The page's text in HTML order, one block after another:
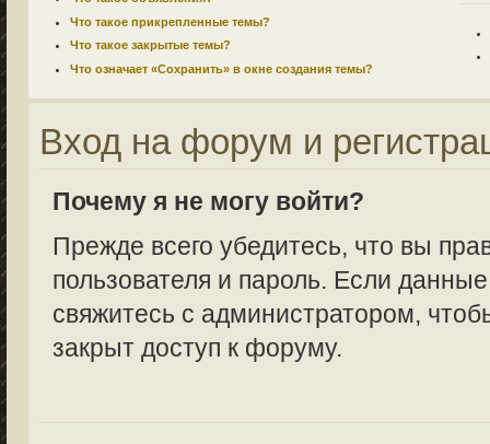
Что такое прикрепленные темы?
Что такое закрытые темы?
Что означает «Сохранить» в окне создания темы?
Вход на форум и
Почему я не могу войти?
Прежде всего убедитесь, что вы
пользователя и пароль. Если
свяжитесь с администратором,
закрыт доступ к форуму.